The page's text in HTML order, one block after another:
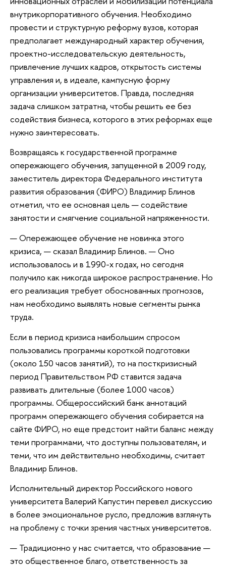
внутрикорпоративного обучения. Необходимо
провести и структурную реформу вузов, которая
предполагает международный характер обучения,
проектно-исследовательскую деятельность,
привлечение лучших кадров, открытость системы
управления и, в идеале, кампусную форму
организации университетов. Правда, последняя
задача слишком затратна, чтобы решить ее без
содействия бизнеса, которого в этих реформах еще
нужно заинтересовать.
Возвращаясь к государственной программе
опережающего обучения, запущенной в 2009 году,
заместитель директора Федерального института
развития образования (ФИРО) Владимир Блинов
отметил, что ее основная цель — содействие
занятости и смягчение социальной напряженности.
— Опережающее обучение не новинка этого
кризиса, — сказал Владимир Блинов. — Оно
использовалось и в 1990-х годах, но сегодня
получило как никогда широкое распространение. Но
его реализация требует обоснованных прогнозов,
нам необходимо выявлять новые сегменты рынка
труда.
Если в период кризиса наибольшим спросом
пользовались программы короткой подготовки
(около 150 часов занятий), то на посткризисный
период Правительством РФ ставится задача
развивать длительные (более 1000 часов)
программы. Общероссийский банк аннотаций
программ опережающего обучения собирается на
сайте ФИРО, но еще предстоит найти баланс между
теми программами, что доступны пользователям, и
теми, что им действительно необходимы, считает
Владимир Блинов.
Исполнительный директор Российского нового
университета Валерий Капустин перевел дискуссию
в более эмоциональное русло, предложив взглянуть
на проблему с точки зрения частных университетов.
— Традиционно у нас считается, что образование —
это общественное благо, ответственность за